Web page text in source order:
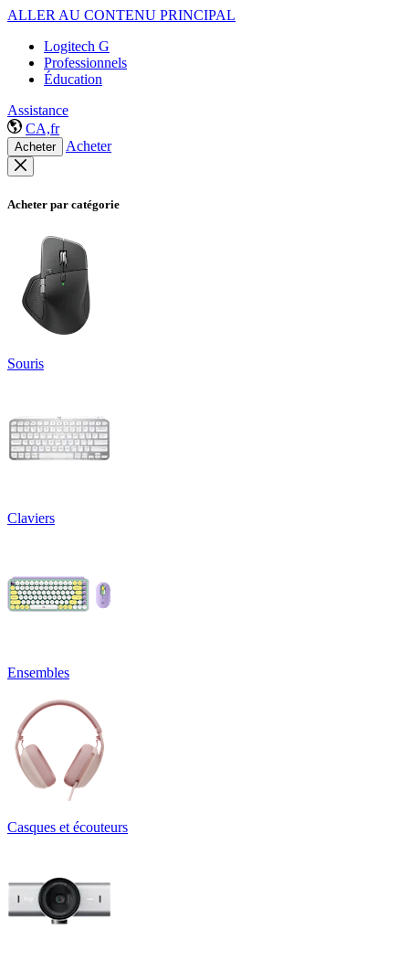
ALLER AU CONTENU PRINCIPAL
Logitech G
Professionnels
Éducation
Assistance
CA,fr
Acheter Acheter
Acheter par catégorie
Souris
Claviers
Ensembles
Casques et écouteurs